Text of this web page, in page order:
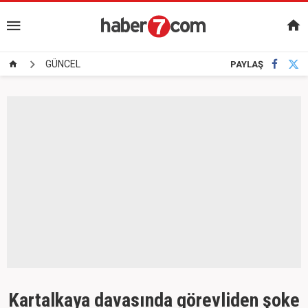
GÜNCEL PAYLAŞ
Kartalkaya davasında görevliden şoke